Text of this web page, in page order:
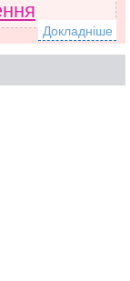
Докладніше